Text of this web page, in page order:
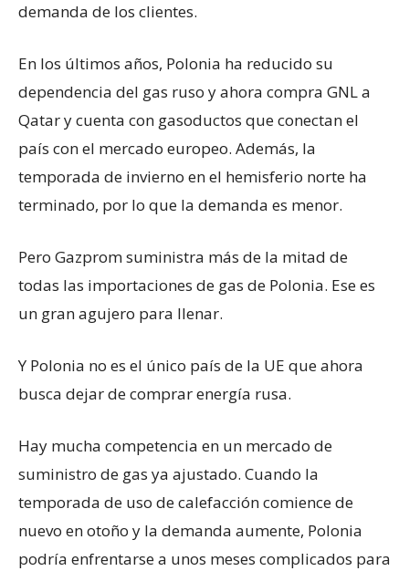
demanda de los clientes.
En los últimos años, Polonia ha reducido su
dependencia del gas ruso y ahora compra GNL a
Qatar y cuenta con gasoductos que conectan el
país con el mercado europeo. Además, la
temporada de invierno en el hemisferio norte ha
terminado, por lo que la demanda es menor.
Pero Gazprom suministra más de la mitad de
todas las importaciones de gas de Polonia. Ese es
un gran agujero para llenar.
Y Polonia no es el único país de la UE que ahora
busca dejar de comprar energía rusa.
Hay mucha competencia en un mercado de
suministro de gas ya ajustado. Cuando la
temporada de uso de calefacción comience de
nuevo en otoño y la demanda aumente, Polonia
podría enfrentarse a unos meses complicados para